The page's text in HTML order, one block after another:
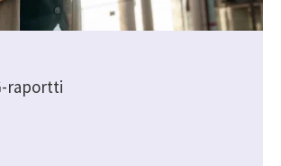
raportti